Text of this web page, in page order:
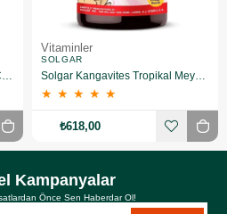
Voonka Vitamin C Glutathione Complex Efervesan 15 Tablet
Vitaminler
SOLGAR
Solgar Kangavites Tropikal Meyve Aromalı 60 Tablet
★ ★ ★ ★ ★
₺618,00
Kampanyalar
Önce Sen Haberdar Ol!